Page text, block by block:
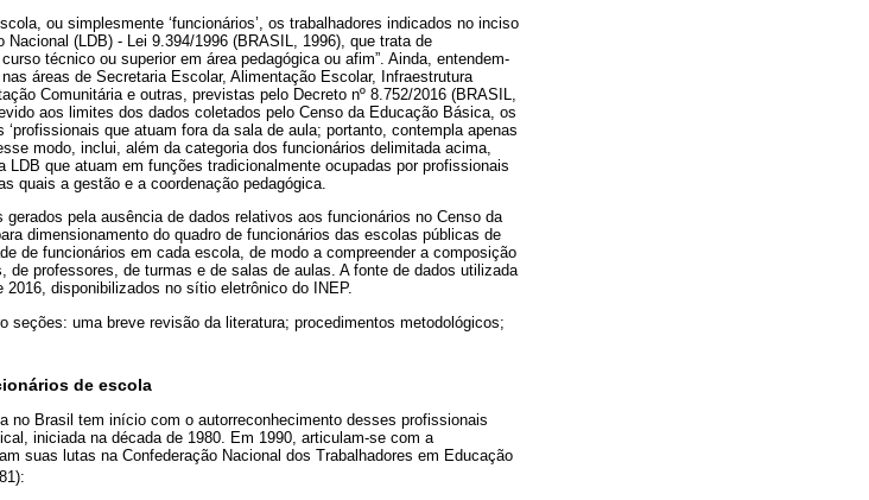
ou simplesmente ‘funcionários’, os trabalhadores indicados no inciso
(LDB) - Lei 9.394/1996 (BRASIL, 1996), que trata de
técnico ou superior em área pedagógica ou afim”. Ainda, entendem-
áreas de Secretaria Escolar, Alimentação Escolar, Infraestrutura
Comunitária e outras, previstas pelo Decreto nº 8.752/2016 (BRASIL,
aos limites dos dados coletados pelo Censo da Educação Básica, os
que atuam fora da sala de aula; portanto, contempla apenas
modo, inclui, além da categoria dos funcionários delimitada acima,
que atuam em funções tradicionalmente ocupadas por profissionais
quais a gestão e a coordenação pedagógica.
pela ausência de dados relativos aos funcionários no Censo da
dimensionamento do quadro de funcionários das escolas públicas de
de funcionários em cada escola, de modo a compreender a composição
professores, de turmas e de salas de aulas. A fonte de dados utilizada
disponibilizados no sítio eletrônico do INEP.
seções: uma breve revisão da literatura; procedimentos metodológicos;
de escola
no Brasil tem início com o autorreconhecimento desses profissionais
iniciada na década de 1980. Em 1990, articulam-se com a
suas lutas na Confederação Nacional dos Trabalhadores em Educação